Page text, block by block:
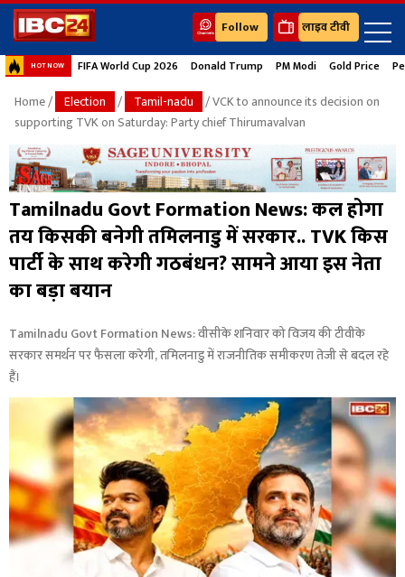
Follow लाइव टीवी
HOT NOW FIFA World Cup 2026 Donald Trump PM Modi Gold Price
Home/ Election / Tamil-nadu
/ VCK to announce its decision on
supporting TVK on Saturday: Party chief Thirumavalvan
Tamilnadu Govt Formation News: कल होगा
तय किसकी बनेगी तमिलनाडु में सरकार.. TVK किस
पार्टी के साथ करेगी गठबंधन? सामने आया इस नेता
का बड़ा बयान
Tamilnadu Govt Formation News: वीसीके शनिवार को विजय की टीवीके
सरकार समर्थन पर फैसला करेगी, तमिलनाडु में राजनीतिक समीकरण तेजी से बदल रहे
हैं।